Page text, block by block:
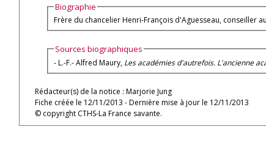
Biographie
Frère du chancelier Henri-François d'Aguesseau, conseiller
Sources biographiques
- L.-F.- Alfred Maury, Les académies d'autrefois. L'ancienne
Rédacteur(s) de la notice : Marjorie Jung
Fiche créée le 12/11/2013 - Dernière mise à jour le 12/11/2013
© copyright CTHS-La France savante.